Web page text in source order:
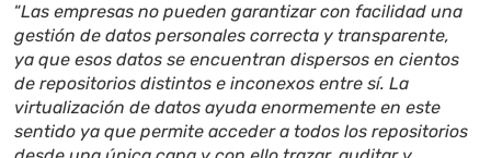
“Las empresas no pueden garantizar con facilidad una
gestión de datos personales correcta y transparente,
ya que esos datos se encuentran dispersos en cientos
de repositorios distintos e inconexos entre sí. La
virtualización de datos ayuda enormemente en este
sentido ya que permite acceder a todos los repositorios